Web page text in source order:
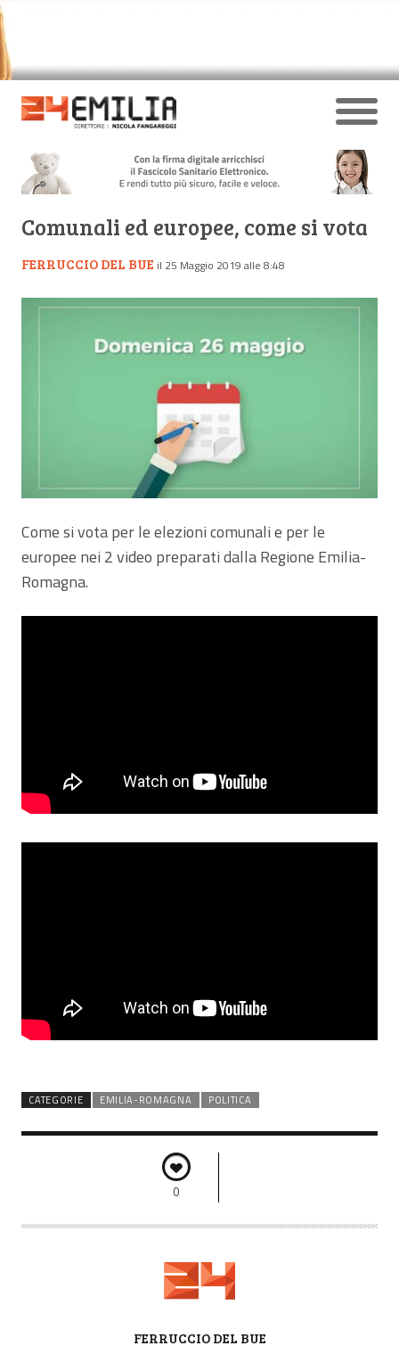
Comunali ed europee, come si vota
FERRUCCIO DEL BUE il 25 Maggio 2019 alle 8:48
Come si vota per le elezioni comunali e per le
europee nei 2 video preparati dalla Regione Emilia-
Romagna.
CATEGORIE EMILIA-ROMAGNA POLITICA
0
FERRUCCIO DEL BUE